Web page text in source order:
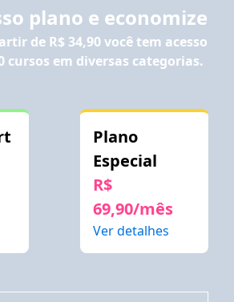
plano e economize
de R$ 34,90você tem acesso
cursos em diversas categorias.
Plano
Especial
R$
69,90/mês
Ver detalhes